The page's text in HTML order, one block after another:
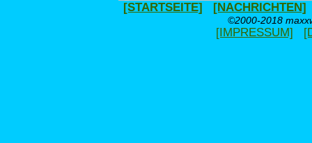
[STARTSEITE] [NACHRICHTEN]
©2000-2018
[IMPRESSUM]